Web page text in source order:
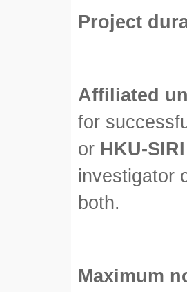
Project
Affiliated
for
or HKU-
investigator
both.
Maximum